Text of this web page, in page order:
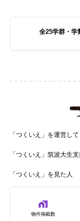
全25学群・学
「つくいえ」を運営して
「つくいえ」筑波大生
「つくいえ」を見た人
物件掲載数